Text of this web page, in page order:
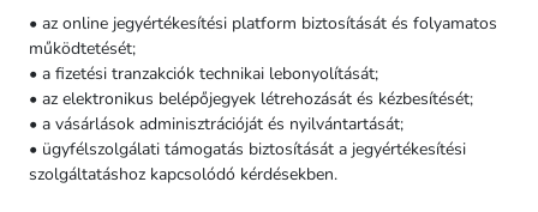
• az online jegyértékesítési platform biztosítását és folyamatos
működtetését;
• a fizetési tranzakciók technikai lebonyolítását;
• az elektronikus belépőjegyek létrehozását és kézbesítését;
• a vásárlások adminisztrációját és nyilvántartását;
• ügyfélszolgálati támogatás biztosítását a jegyértékesítési
szolgáltatáshoz kapcsolódó kérdésekben.